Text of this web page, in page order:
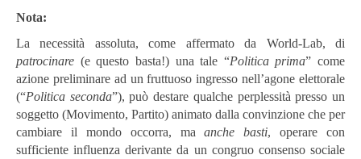
Nota:
La necessità assoluta, come affermato da World-Lab, di
patrocinare (e questo basta!) una tale “Politica prima” come
azione preliminare ad un fruttuoso ingresso nell’agone elettorale
(“Politica seconda”), può destare qualche perplessità presso un
soggetto (Movimento, Partito) animato dalla convinzione che per
cambiare il mondo occorra, maanche basti, operare con
sufficiente influenza derivante da un congruo consenso sociale